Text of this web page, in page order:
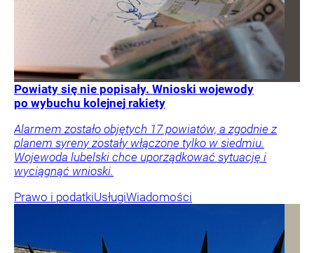
Powiaty się nie popisały. Wnioski wojewody
po wybuchu kolejnej rakiety
Alarmem zostało objętych 17 powiatów, a zgodnie z
planem syreny zostały włączone tylko w siedmiu.
Wojewoda lubelski chce uporządkować sytuację i
wyciągnąć wnioski.
Prawo i podatkiUsługiWiadomości